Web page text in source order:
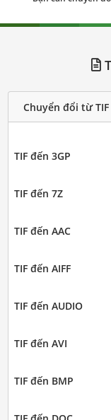
Chuyển đổi từ TIF
TIF đến 3GP
TIF đến 7Z
TIF đến AAC
TIF đến AIFF
TIF đến AUDIO
TIF đến AVI
TIF đến BMP